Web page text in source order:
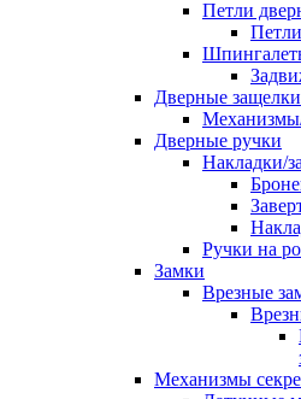
Петли
Дверные защелки
Дверные ручки
Накладки/
Ручки на
Замки
Врезные
Механизмы